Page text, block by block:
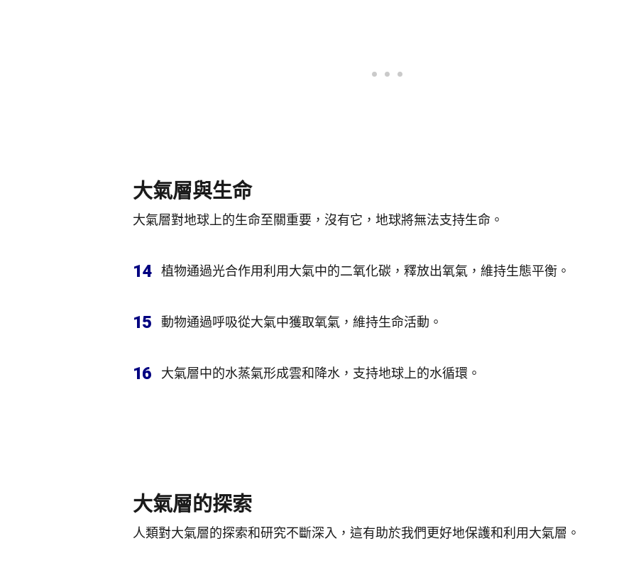
大氣層與生命
大氣層對地球上的生命至關重要，沒有它，地球將無法支持生命。
14 植物通過光合作用利用大氣中的二氧化碳，釋放出氧氣，維持生態平衡。
15 動物通過呼吸從大氣中獲取氧氣，維持生命活動。
16 大氣層中的水蒸氣形成雲和降水，支持地球上的水循環。
大氣層的探索
人類對大氣層的探索和研究不斷深入，這有助於我們更好地保護和利用大氣層。